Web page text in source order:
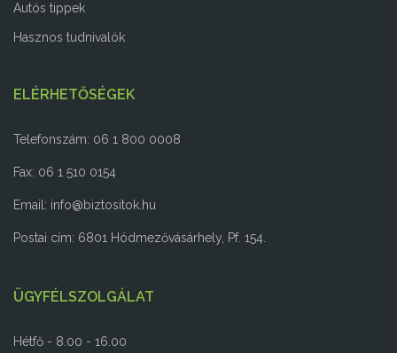
Autós tippek
Hasznos tudnivalók
ELÉRHETŐSÉGEK
Telefonszám: 06 1 800 0008
Fax: 06 1 510 0154
Email: info@biztositok.hu
Postai cím: 6801 Hódmezővásárhely, Pf. 154.
ÜGYFÉLSZOLGÁLAT
Hétfő - 8.00 - 16.00